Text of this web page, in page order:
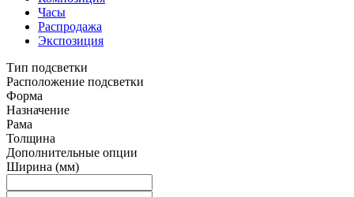
Часы
Распродажа
Экспозиция
Тип подсветки
Расположение подсветки
Форма
Назначение
Рама
Толщина
Дополнительные опции
Ширина (мм)